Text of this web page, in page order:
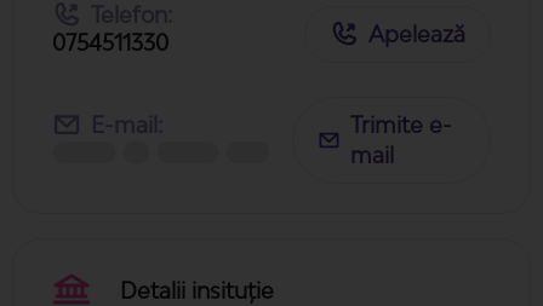
Telefon:
0754511330
Apelează
E-mail:
Trimite e-
mail
Detalii insituție